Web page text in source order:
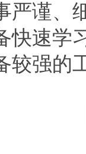
严谨、
快速学
较强的